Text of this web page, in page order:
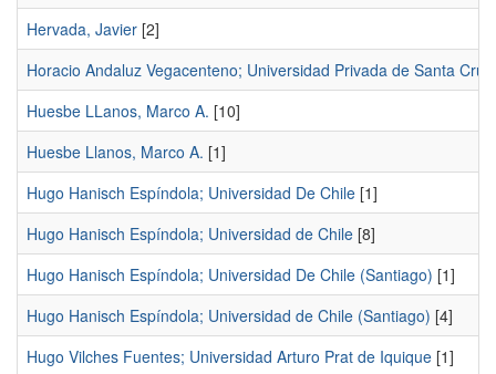
Hervada, Javier [2]
Horacio Andaluz Vegacenteno; Universidad Privada de Santa
Huesbe LLanos, Marco A. [10]
Huesbe Llanos, Marco A. [1]
Hugo Hanisch Espíndola; Universidad De Chile [1]
Hugo Hanisch Espíndola; Universidad de Chile [8]
Hugo Hanisch Espíndola; Universidad De Chile (Santiago) [1]
Hugo Hanisch Espíndola; Universidad de Chile (Santiago) [4]
Hugo Vilches Fuentes; Universidad Arturo Prat de Iquique [1]